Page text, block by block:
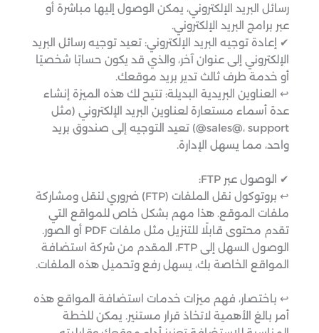
رسائل البريد الإلكتروني، يمكن الوصول إليها مباشرة أو
عبر برامج البريد الإلكتروني.
✔ إعادة توجيه البريد الإلكتروني: تعيد توجيه رسائل البريد
الإلكتروني إلى عنوان آخر، والذي قد يكون حسابًا شخصيًا
أو خدمة طرف ثالث تدير بريد موقعك.
↩︎ العناوين البريدية البديلة: تتيح لك هذه الميزة إنشاء
عدة أسماء مستعارة لعناوين البريد الإلكتروني (مثل
sales@، support@) تعيد التوجيه إلى صندوق بريد
واحد، مما يسهل الإدارة.
✔ الوصول عبر FTP:
↩︎ بروتوكول نقل الملفات (FTP) ضروري لنقل ومشاركة
ملفات الموقع. هذا مهم بشكل خاص للمواقع التي
تقدم محتوى قابلًا للتنزيل مثل ملفات PDF أو الصور.
الوصول السهل إلى FTP، المقدم من شركة استضافة
المواقع الخاصة بك، يسهل رفع وتحميل هذه الملفات.
↩︎ باختصار، فهم ميزات خدمات استضافة المواقع هذه
أمر بالغ الأهمية لاتخاذ قرار مستنير. يمكن للخطة